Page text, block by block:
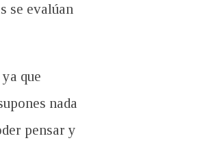
se evalúan
que
nada
pensar y